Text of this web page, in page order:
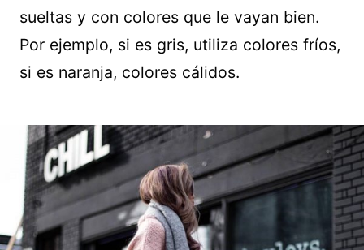
sueltas y con colores que le vayan bien.
Por ejemplo, si es gris, utiliza colores fríos,
si es naranja, colores cálidos.